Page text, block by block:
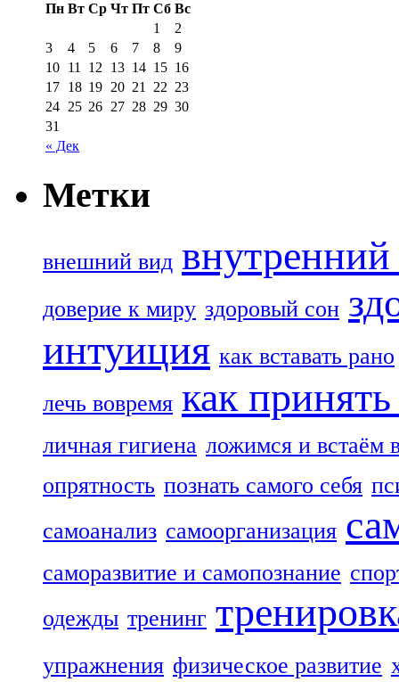
Пн Вт Ср Чт Пт Сб Вс
« Дек
1
2
3
4 5 6 7 8
9
10 11 12 13 14 15 16
17 18 19 20 21 22 23
24 25 26 27 28 29 30
31
Метки
внешний вид внутренний
доверие к миру здоровый сон
интуиция как вставать рано
лечь вовремя как
личная гигиена ложимся и встаём
опрятность познать самого себя
самоанализ самоорганизация
саморазвитие и самопознание
одежды тренинг
упражнения физическое развитие